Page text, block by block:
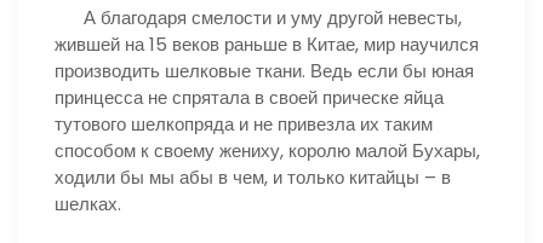
А благодаря смелости и уму другой невесты,
жившей на 15 веков раньше в Китае, мир научился
производить шелковые ткани. Ведь если бы юная
принцесса не спрятала в своей прическе яйца
тутового шелкопряда и не привезла их таким
способом к своему жениху, королю малой Бухары,
ходили бы мы абы в чем, и только китайцы – в
шелках.